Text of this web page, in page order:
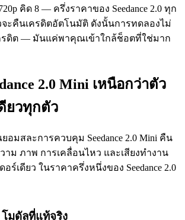
คิด 8 — ครึ่งราคาของ Seedance 2.0 ทุก
จะคืนเครดิตอัตโนมัติ ดังนั้นการทดลองไม่
รดิต — มันแค่พาคุณเข้าใกล้ช็อตที่ใช่มาก
2.0 Mini เหนือกว่าตัว
ยวทุกตัว
มสละการควบคุม Seedance 2.0 Mini คืน
ม ภาพ การเคลื่อนไหว และเสียงทำงาน
ร์เดียว ในราคาครึ่งหนึ่งของ Seedance 2.0
มดัลที่แท้จริง